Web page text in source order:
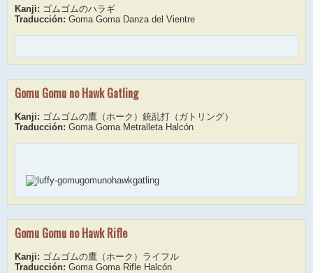
Kanji: ゴムゴムのハラギ
Traducción: Goma Goma Danza del Vientre
Gomu Gomu no Hawk Gatling
Kanji: ゴムゴムの鷹（ホーク）銃乱打（ガトリング）
Traducción: Goma Goma Metralleta Halcón
Gomu Gomu no Hawk Rifle
Kanji: ゴムゴムの鷹（ホーク）ライフル
Traducción: Goma Goma Rifle Halcón